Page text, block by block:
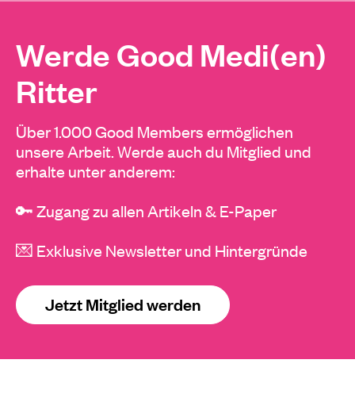
Werde Good Medi(en)
Ritter
Über 1.000 Good Members ermöglichen
unsere Arbeit. Werde auch du Mitglied und
erhalte unter anderem:
🔑 Zugang zu allen Artikeln & E-Paper
💌 Exklusive Newsletter und Hintergründe
Jetzt Mitglied werden